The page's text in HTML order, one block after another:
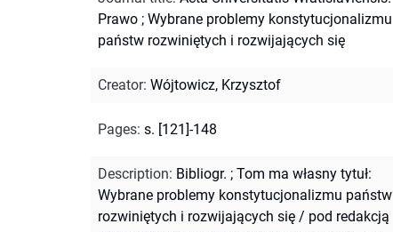
Prawo ; Wybrane problemy konstytucjonalizmu
państw rozwiniętych i rozwijających się
Creator: Wójtowicz, Krzysztof
Pages: s. [121]-148
Description: Bibliogr. ; Tom ma własny tytuł:
Wybrane problemy konstytucjonalizmu państw
rozwiniętych i rozwijających się / pod redakcją